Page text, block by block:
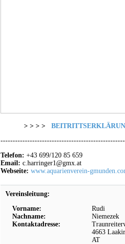
> > > >
Telefon: +43 699/120 85 659
Email: c.harringer1@gmx.at
Webseite: www.aquarienverein-
Vereinsleitung:
Vorname:
Rudi
Nachname:
Niemezek
Kontaktadresse:
4663
AT